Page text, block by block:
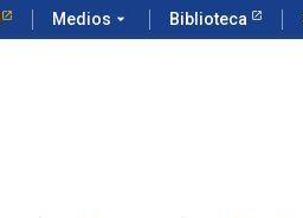
Medios arrow_drop_down Biblioteca